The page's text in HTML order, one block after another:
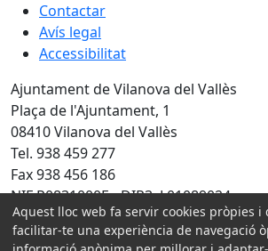
Contactar
Avís legal
Accessibilitat
Ajuntament de Vilanova del Vallès
Plaça de l'Ajuntament, 1
08410 Vilanova del Vallès
Tel. 938 459 277
Fax 938 456 186
NIF P0831000E - DIR3: L01089024
Amb la col·laboració de:
Aquest lloc web fa servir cookies pròpies i
facilitar-te una experiència de navegació